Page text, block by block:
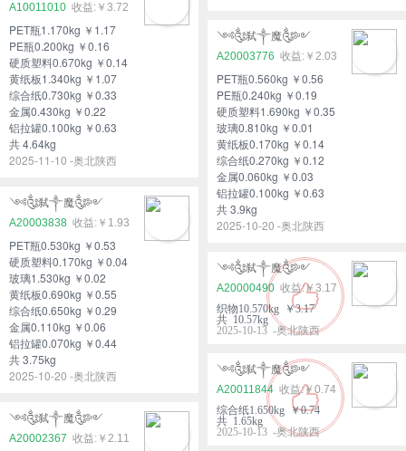
A10011010 ￥3.72
PET瓶1.170kg ￥1.17
PE瓶0.200kg ￥0.16
硬质塑料0.670kg ￥0.14
黄纸板1.340kg ￥1.07
综合纸0.730kg ￥0.33
金属0.430kg ￥0.22
铝拉罐0.100kg ￥0.63
共 4.64kg
2025-11-10 -奥北陕西
༺༃弑༒魔༃༻
A20003776
￥2.03
PET瓶0.560kg ￥0.56
PE瓶0.240kg ￥0.19
硬质塑料1.690kg ￥0.35
玻璃0.810kg ￥0.01
黄纸板0.170kg ￥0.14
综合纸0.270kg ￥0.12
金属0.060kg ￥0.03
铝拉罐0.100kg ￥0.63
共 3.9kg
2025-10-20 -奥北陕西
༺༃弑༒魔༃༻
A20003838
￥1.93
PET瓶0.530kg ￥0.53
硬质塑料0.170kg ￥0.04
玻璃1.530kg ￥0.02
黄纸板0.690kg ￥0.55
综合纸0.650kg ￥0.29
金属0.110kg ￥0.06
铝拉罐0.070kg ￥0.44
共 3.75kg
2025-10-20 -奥北陕西
༺༃弑༒魔༃༻
A20000490
￥3.17
织物10.570kg ￥3.17
共 10.57kg
2025-10-13 -奥北陕西
༺༃弑༒魔༃༻
A20011844
￥0.74
综合纸1.650kg ￥0.74
共 1.65kg
2025-10-13 -奥北陕西
༺༃弑༒魔༃༻
A20002367
￥2.11